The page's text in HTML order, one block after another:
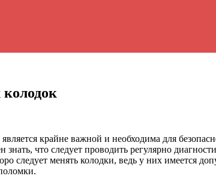
крайне важной и необходима для
что следует проводить регулярно
следует менять колодки, ведь у них имеется